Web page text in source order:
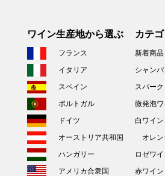
ワイン生産地から選ぶ
フランス
イタリア
スペイン
ポルトガル
ドイツ
オーストリア共和国
ハンガリー
アメリカ合衆国
カテ
新着商品
シャンパ
スパー
微発泡ワ
白ワイン
オレ
ロゼワイ
赤ワイン